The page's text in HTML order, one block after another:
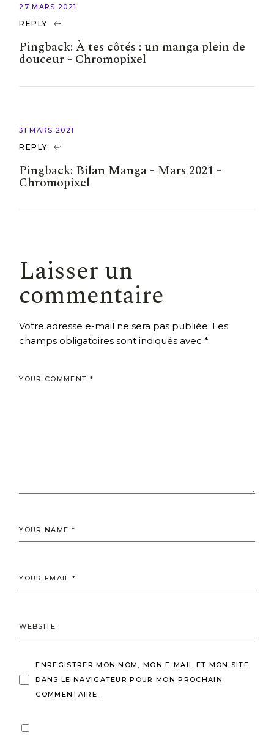
27 MARS 2021
REPLY
Pingback:À tes côtés : un manga plein de
douceur - Chromopixel
31 MARS 2021
REPLY
Pingback: Bilan Manga - Mars 2021 -
Chromopixel
Laisser un
commentaire
Votre adresse e-mail ne sera pas publiée. Les
champs obligatoires sont indiqués avec*
ENREGISTRER MON NOM, MON E-MAIL ET MON SITE
DANS LE NAVIGATEUR POUR MON PROCHAIN
COMMENTAIRE.